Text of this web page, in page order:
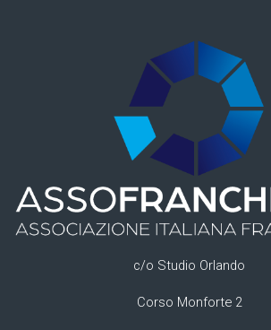
c/o Studio Orlando
Corso Monforte 2